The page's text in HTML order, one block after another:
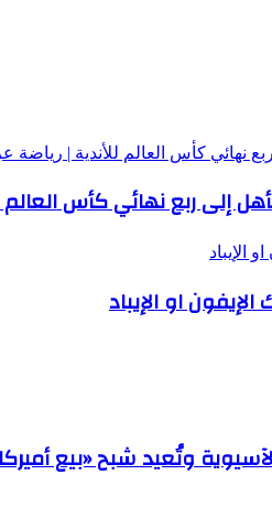
نهائي كأس العالم للأندية | رياضة
إلى ربع نهائي كأس العالم
الإيباد
او الإيباد
وتُعيد شبح «بيع